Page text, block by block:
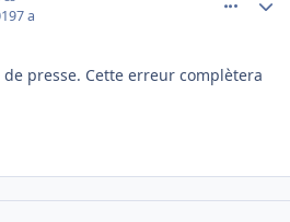
7 a
presse. Cette erreur complètera